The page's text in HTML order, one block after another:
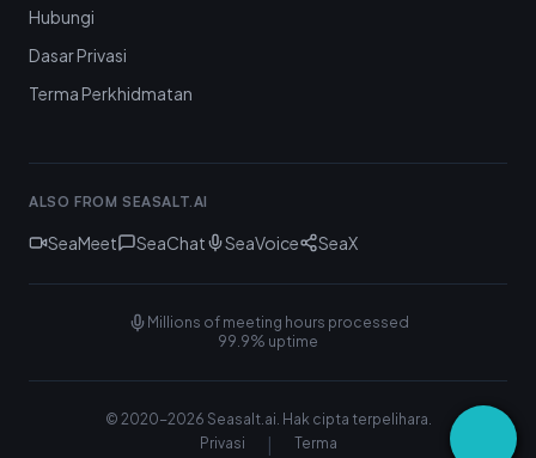
Hubungi
Dasar Privasi
Terma Perkhidmatan
ALSO FROM SEASALT.AI
SeaMeet SeaChat SeaVoice SeaX
Millions of meeting hours processed
99.9% uptime
© 2020-2026 Seasalt.ai. Hak cipta terpelihara.
Privasi
| Terma